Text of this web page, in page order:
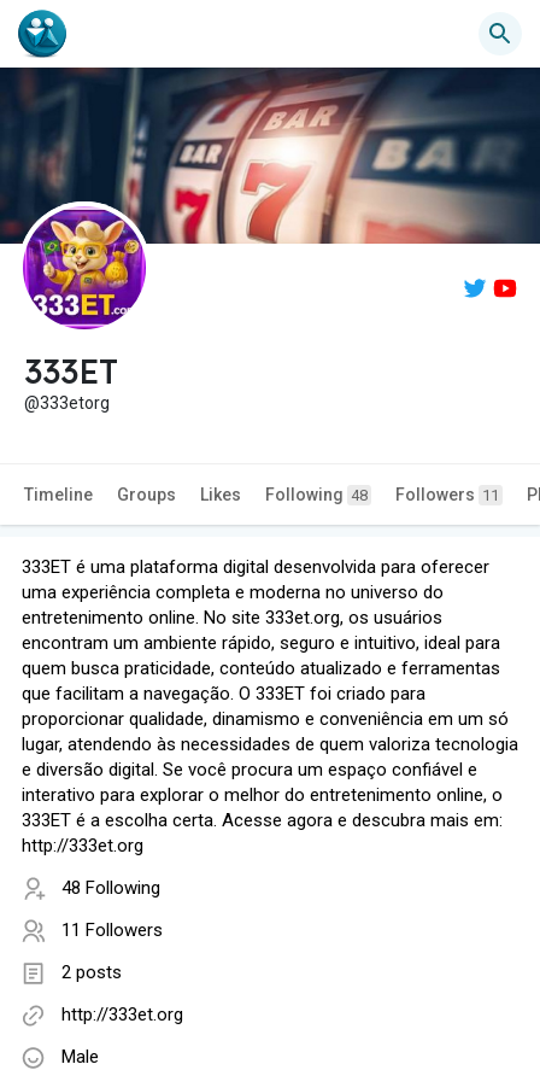
333ET
@333etorg
Timeline Groups Likes Following 48 Followers 11
333ET é uma plataforma digital desenvolvida para oferecer
uma experiência completa e moderna no universo do
entretenimento online. No site 333et.org, os usuários
encontram um ambiente rápido, seguro e intuitivo, ideal para
quem busca praticidade, conteúdo atualizado e ferramentas
que facilitam a navegação. O 333ET foi criado para
proporcionar qualidade, dinamismo e conveniência em um só
lugar, atendendo às necessidades de quem valoriza tecnologia
e diversão digital. Se você procura um espaço confiável e
interativo para explorar o melhor do entretenimento online, o
333ET é a escolha certa. Acesse agora e descubra mais em:
http://333et.org
48 Following
11 Followers
2 posts
http://333et.org
Male